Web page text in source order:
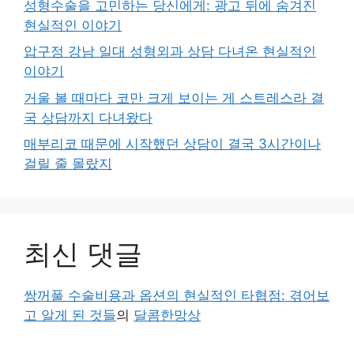
성형수술을 고민하는 당신에게: 광고 뒤에 숨겨진
현실적인 이야기
압구정 강남 일대 성형외과 상담 다녀온 현실적인
이야기
거울 볼 때마다 코만 크게 보이는 게 스트레스라 결
국 상담까지 다녀왔다
매부리코 때문에 시작했던 상담이 결국 3시간이나
걸릴 줄 몰랐지
최신 댓글
쌍꺼풀 수술비용과 옵션의 현실적인 타협점: 겪어보
고 알게 된 것들의 달콤한망상